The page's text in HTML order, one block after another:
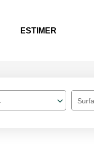
ESTIMER